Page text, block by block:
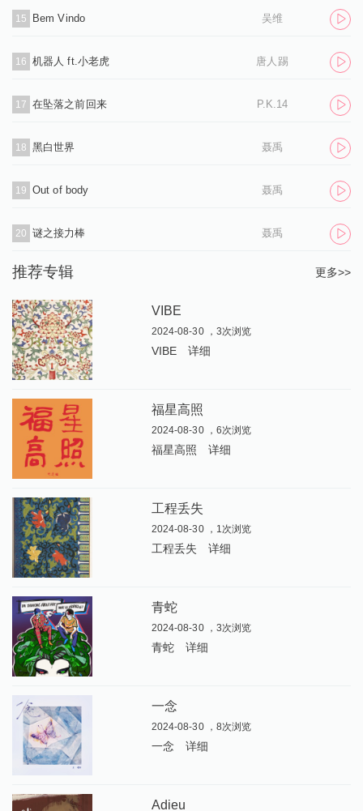
15 Bem Vindo 吴维
16 机器人 ft.小老虎 唐人踢
17 在坠落之前回来 P.K.14
18 黑白世界 聂禹
19 Out of body 聂禹
20 谜之接力棒 聂禹
推荐专辑 更多>>
VIBE
2024-08-30 ，3次浏览
VIBE 详细
福星高照
2024-08-30 ，6次浏览
福星高照 详细
工程丢失
2024-08-30 ，1次浏览
工程丢失 详细
青蛇
2024-08-30 ，3次浏览
青蛇 详细
一念
2024-08-30 ，8次浏览
一念 详细
Adieu